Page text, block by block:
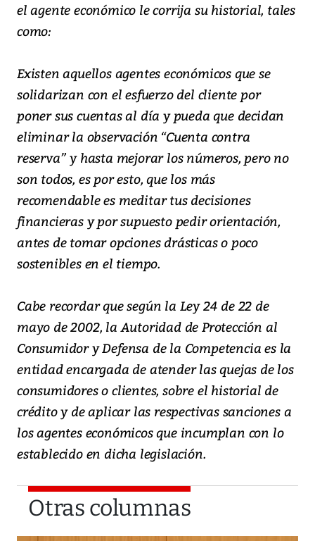
el agente económico le corrija su historial, tales
como:
Existen aquellos agentes económicos que se
solidarizan con el esfuerzo del cliente por
poner sus cuentas al día y pueda que decidan
eliminar la observación “Cuenta contra
reserva” y hasta mejorar los números, pero no
son todos, es por esto, que los más
recomendable es meditar tus decisiones
financieras y por supuesto pedir orientación,
antes de tomar opciones drásticas o poco
sostenibles en el tiempo.
Cabe recordar que según la Ley 24 de 22 de
mayo de 2002, la Autoridad de Protección al
Consumidor y Defensa de la Competencia es la
entidad encargada de atender las quejas de los
consumidores o clientes, sobre el historial de
crédito y de aplicar las respectivas sanciones a
los agentes económicos que incumplan con lo
establecido en dicha legislación.
Otras columnas